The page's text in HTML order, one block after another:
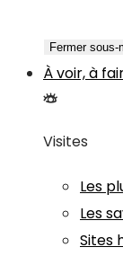
Fermer sous-
À voir, à
Visites
Les
Les
Sites